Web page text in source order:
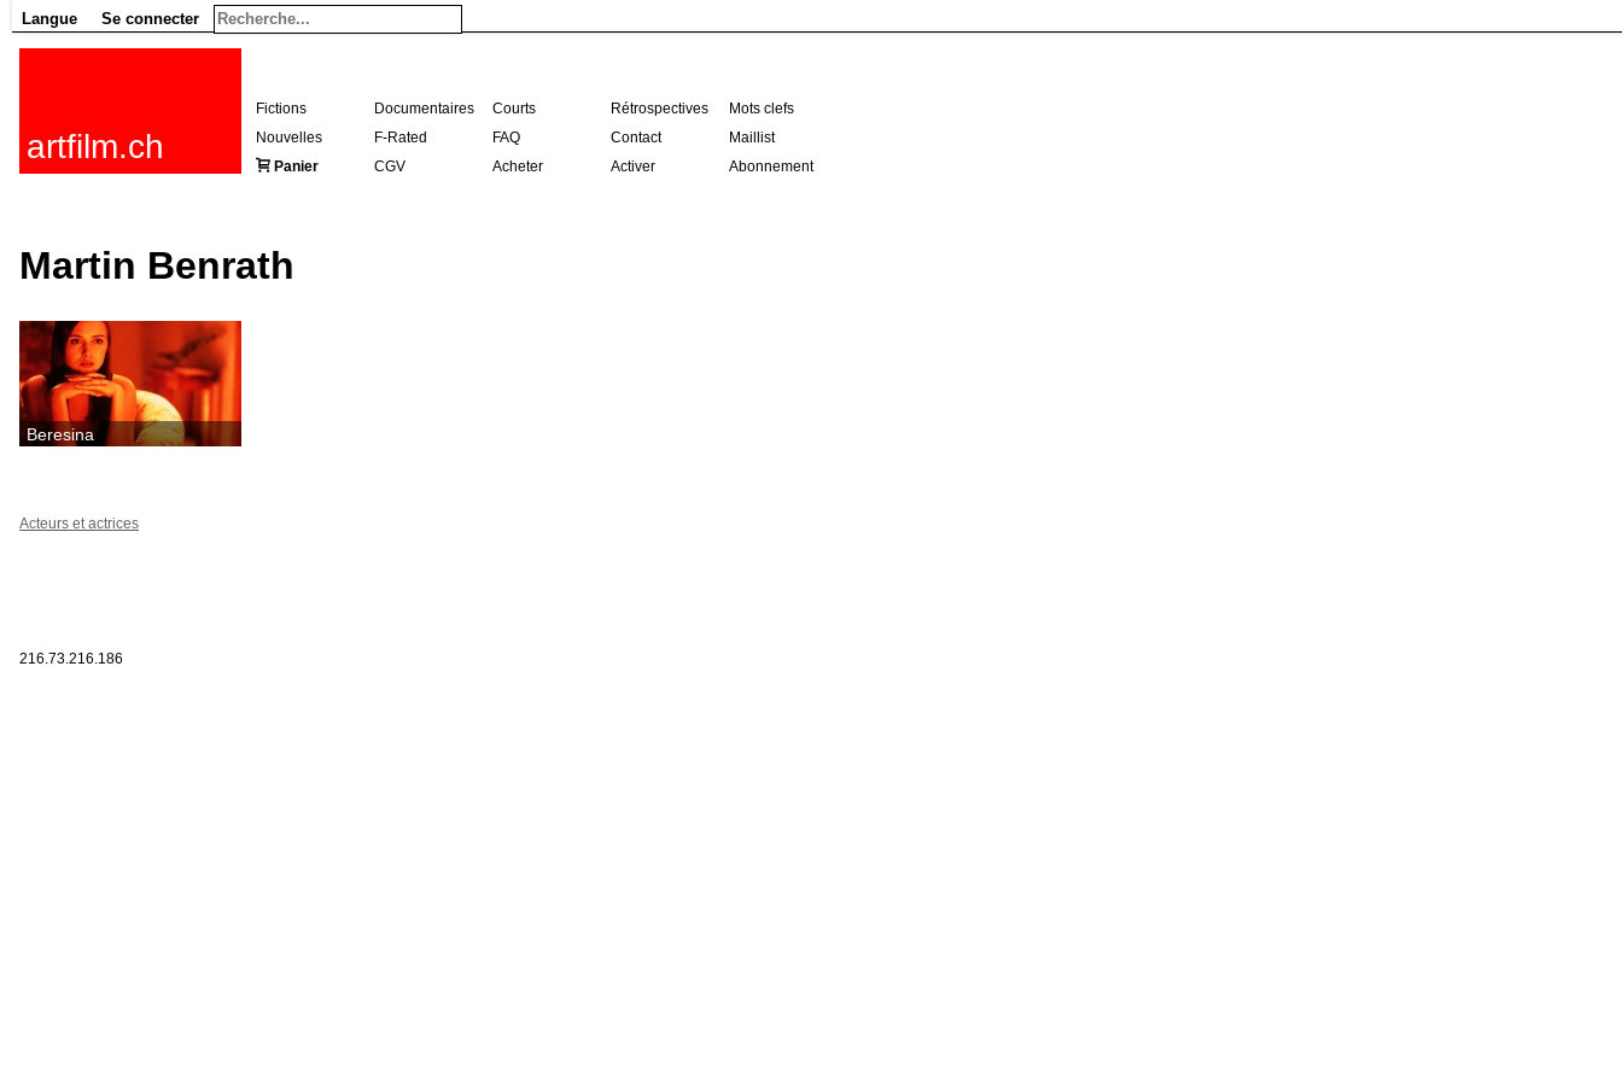
Langue Se connecter
artfilm.ch
Fictions Documentaires Courts Rétrospectives
Mots clefs
Nouvelles
F-Rated FAQ Contact
Maillist
Panier
CGV Acheter Activer Abonnement
Martin Benrath
Beresina
Acteurs et actrices
216.73.216.186